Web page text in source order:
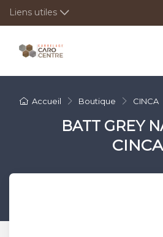
Liens utiles
Accueil Boutique CINCA
BATT GREY
CINCA